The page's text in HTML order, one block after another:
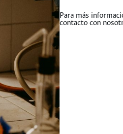
Para más
contacto con